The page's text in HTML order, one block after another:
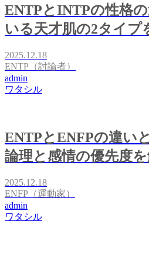
ENTPとINTPの性格
いる天才肌の2タイプ
2025.12.18
ENTP（討論者）
admin
ワタシル
ENTPとENFPの違い
論理と感情の優先度を
2025.12.18
ENFP（運動家）
admin
ワタシル